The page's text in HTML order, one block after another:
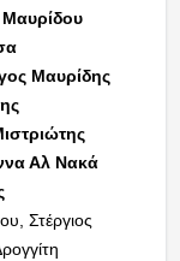
Μαυρίδης
Αλ Νακά
Στέργιος